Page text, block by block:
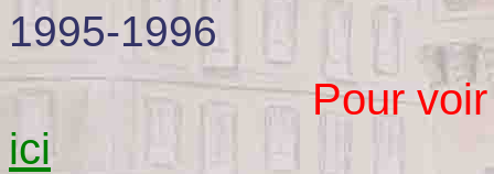
1995-1996 LA
Pour
ici